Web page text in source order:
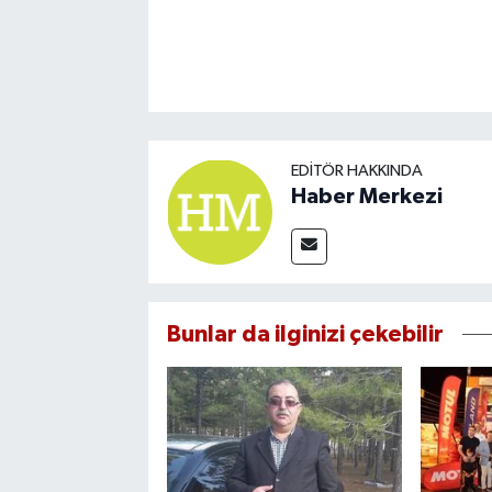
EDITÖR HAKKINDA
Haber Merkezi
Bunlar da ilginizi çekebilir